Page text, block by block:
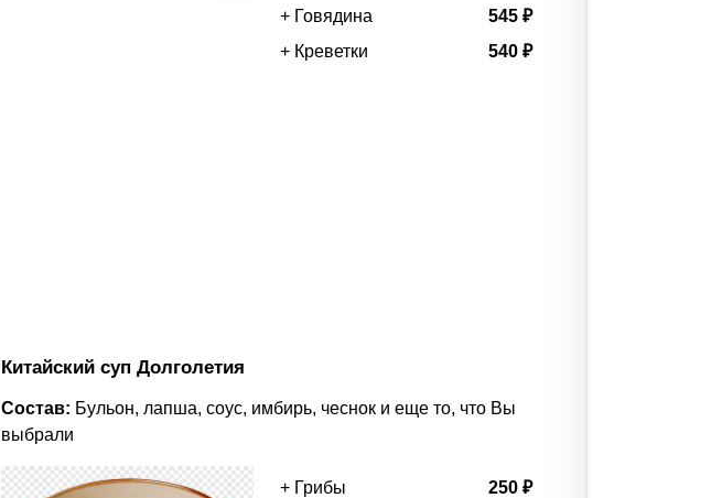
+ Говядина
545 ₽
+ Креветки
540 ₽
Китайский суп Долголетия
Состав: Бульон, лапша, соус, имбирь, чеснок и еще то, что Вы
выбрали
+ Грибы
250 ₽